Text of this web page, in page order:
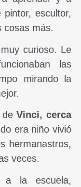
escultor,
cosas más.
curioso. Le
las
mirando la
deVinci, cerca
era niño vivió
hermanastros,
veces.
a la escuela,